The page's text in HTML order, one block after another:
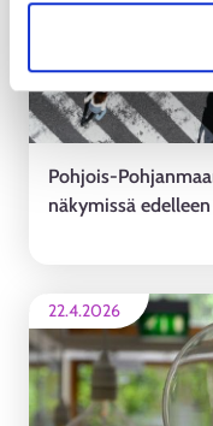
Pohjois-
näkymissä
22.4.2026